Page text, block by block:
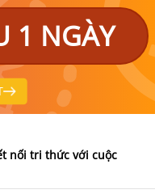
1 NGÀY
nối tri thức với cuộc